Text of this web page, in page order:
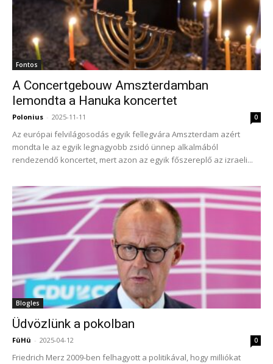
Fontos
A Concertgebouw Amszterdamban
lemondta a Hanuka koncertet
Polonius - 2025-11-11 0
Az európai felvilágosodás egyik fellegvára Amszterdam azért
mondta le az egyik legnagyobb zsidó ünnep alkalmából
rendezendő koncertet, mert azon az egyik főszereplő az izraeli...
Blogles
Üdvözlünk a pokolban
FüHü - 2025-04-12 0
Friedrich Merz 2009-ben felhagyott a politikával, hogy milliókat